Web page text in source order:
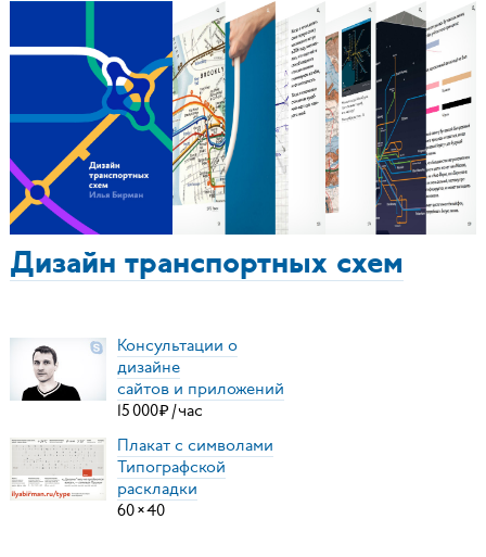
Дизайн транспортных схем
Консультации о
дизайне
сайтов и приложений
15000₽ /час
Плакат с символами
Типографской
раскладки
60×40